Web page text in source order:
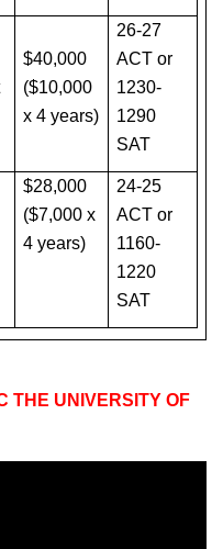
$40,000
($10,000
x 4 years)
26-27
ACT or
1230-
1290
SAT
$28,000
($7,000 x
4 years)
24-25
ACT or
1160-
1220
SAT
THE UNIVERSITY OF